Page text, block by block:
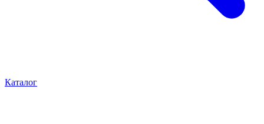
Каталог